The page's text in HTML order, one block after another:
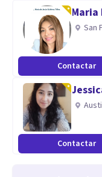
Intervención en crisis
San
Contactar
Contactar